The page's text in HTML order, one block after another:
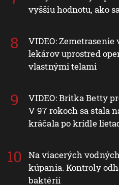
vyššiu hodnotu, ako
VIDEO:
lekárov uprostred
vlastnými telami
VIDEO: Britka Betty
V 97 rokoch sa stala
kráčala po krídle
Na viacerých
kúpania. Kontroly
baktérií